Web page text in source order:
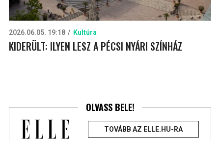
2026.06.05. 19:18 Kultúra
KIDERÜLT: ILYEN LESZ A PÉCSI NYÁRI SZÍNHÁZ
OLVASS BELE!
TOVÁBB AZ ELLE.HU-RA